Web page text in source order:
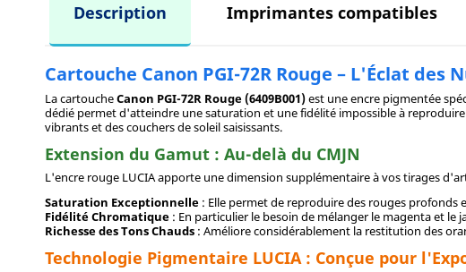
Description Imprimantes compatibles
Cartouche Canon PGI-72R Rouge – L'Éclat des
La cartoucheCanon PGI-72R Rouge (6409B001)est une encre pigmentée
dédié permet d'atteindre une saturation et une fidélité impossible à
vibrants et des couchers de soleil saisissants.
Extension du Gamut : Au-delà du CMJN
L'encre rouge LUCIA apporte une dimension supplémentaire à vos tirages
Saturation Exceptionnelle : Elle permet de reproduire des rouges
Fidélité Chromatique : En particulier le besoin de mélanger le magenta et le
Richesse des Tons Chauds : Améliore considérablement la restitution des
Technologie Pigmentaire LUCIA : Conçue pour